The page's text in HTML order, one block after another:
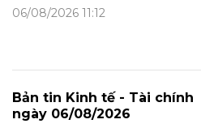
06/08/2026 11:12
Bản tin Kinh tế - Tài chính
ngày 06/08/2026